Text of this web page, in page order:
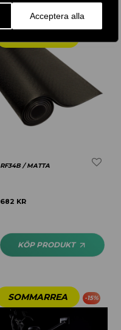
Acceptera alla
RF34B / MATTA
682 KR
KÖP PRODUKT
-15%